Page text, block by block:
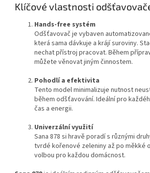
Klíčové vlastnosti
Hands-free systém
Odšťavovač je vybaven
která sama dávkuje a krájí suroviny.
nechat přístroj pracovat. Během
můžete věnovat jiným činnostem.
Pohodlí a efektivita
Tento model minimalizuje nutnost
během odšťavování. Ideální pro
čas a energii.
Univerzální využití
Sana 878 si hravě poradí s různými
tvrdé kořenové zeleniny až po měkké
volbou pro každou domácnost.